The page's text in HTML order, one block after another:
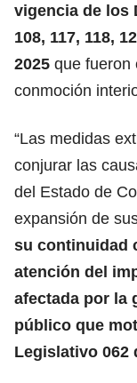
vigencia de los
108, 117, 118,
2025 que fueron
conmoción
“Las medidas
conjurar las
del Estado de
expansión de
su continuidad
atención del
afectada por la
público que
Legislativo 062